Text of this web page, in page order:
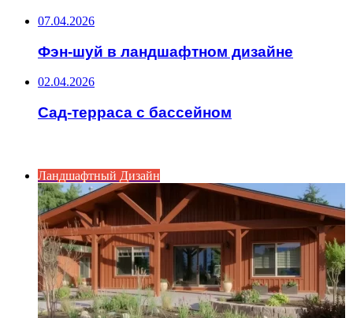
07.04.2026
Фэн-шуй в ландшафтном дизайне
02.04.2026
Сад-терраса с бассейном
Ландшафтный Дизайн